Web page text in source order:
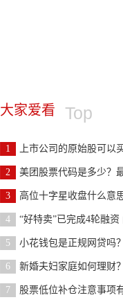
大家爱看 Top
1 上市公司的原始股可以
2 美团股票代码是多少？
3 高位十字星收盘什么意思？
4 “好特卖”已完成4轮融
5 小花钱包是正规网贷吗？
6 新婚夫妇家庭如何理财
7 股票低位补仓注意事项有哪些